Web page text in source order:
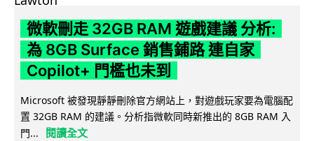
微軟刪走 32GB RAM 遊戲建議 分析:
為 8GB Surface 銷售鋪路 連自家
Copilot+ 門檻也未到
Microsoft 被發現靜靜刪除官方網站上，對遊戲玩家要為電腦配
置 32GB RAM 的建議。分析指微軟同時新推出的 8GB RAM 入
門...
閱讀全文